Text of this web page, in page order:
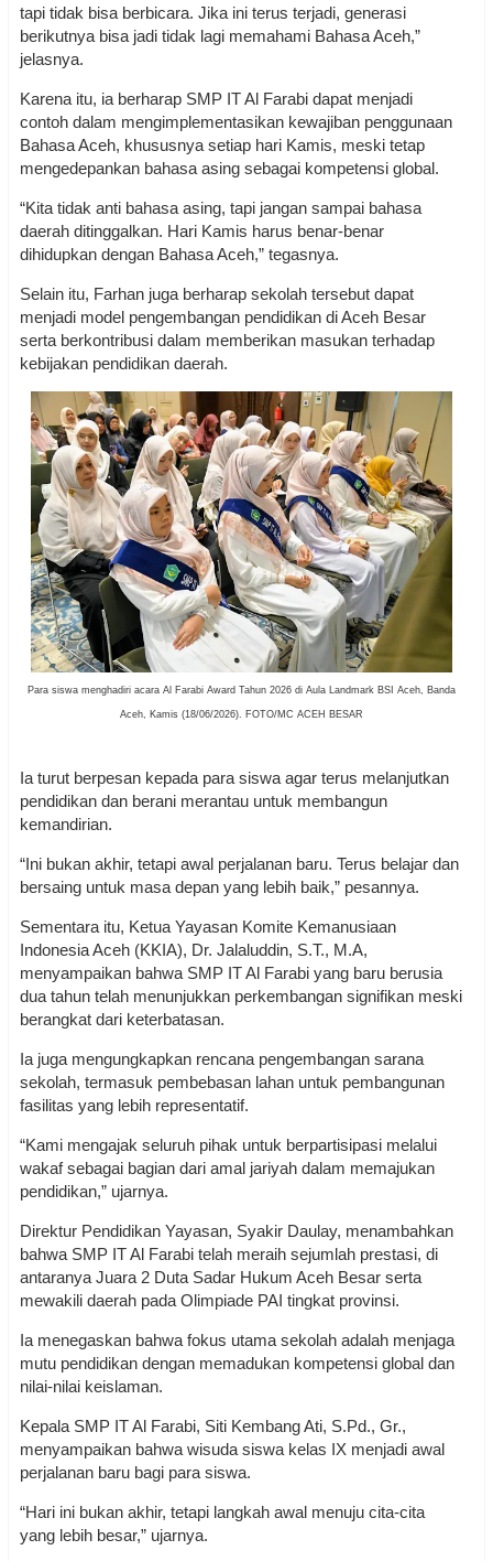
tapi tidak bisa berbicara. Jika ini terus terjadi, generasi
berikutnya bisa jadi tidak lagi memahami Bahasa Aceh,”
jelasnya.
Karena itu, ia berharap SMP IT Al Farabi dapat menjadi
contoh dalam mengimplementasikan kewajiban penggunaan
Bahasa Aceh, khususnya setiap hari Kamis, meski tetap
mengedepankan bahasa asing sebagai kompetensi global.
“Kita tidak anti bahasa asing, tapi jangan sampai bahasa
daerah ditinggalkan. Hari Kamis harus benar-benar
dihidupkan dengan Bahasa Aceh,” tegasnya.
Selain itu, Farhan juga berharap sekolah tersebut dapat
menjadi model pengembangan pendidikan di Aceh Besar
serta berkontribusi dalam memberikan masukan terhadap
kebijakan pendidikan daerah.
Para siswa menghadiri acara Al Farabi Award Tahun 2026 di Aula Landmark BSI Aceh, Banda
Aceh, Kamis (18/06/2026). FOTO/MC ACEH BESAR
Ia turut berpesan kepada para siswa agar terus melanjutkan
pendidikan dan berani merantau untuk membangun
kemandirian.
“Ini bukan akhir, tetapi awal perjalanan baru. Terus belajar dan
bersaing untuk masa depan yang lebih baik,” pesannya.
Sementara itu, Ketua Yayasan Komite Kemanusiaan
Indonesia Aceh (KKIA), Dr. Jalaluddin, S.T., M.A,
menyampaikan bahwa SMP IT Al Farabi yang baru berusia
dua tahun telah menunjukkan perkembangan signifikan meski
berangkat dari keterbatasan.
Ia juga mengungkapkan rencana pengembangan sarana
sekolah, termasuk pembebasan lahan untuk pembangunan
fasilitas yang lebih representatif.
“Kami mengajak seluruh pihak untuk berpartisipasi melalui
wakaf sebagai bagian dari amal jariyah dalam memajukan
pendidikan,” ujarnya.
Direktur Pendidikan Yayasan, Syakir Daulay, menambahkan
bahwa SMP IT Al Farabi telah meraih sejumlah prestasi, di
antaranya Juara 2 Duta Sadar Hukum Aceh Besar serta
mewakili daerah pada Olimpiade PAI tingkat provinsi.
Ia menegaskan bahwa fokus utama sekolah adalah menjaga
mutu pendidikan dengan memadukan kompetensi global dan
nilai-nilai keislaman.
Kepala SMP IT Al Farabi, Siti Kembang Ati, S.Pd., Gr.,
menyampaikan bahwa wisuda siswa kelas IX menjadi awal
perjalanan baru bagi para siswa.
“Hari ini bukan akhir, tetapi langkah awal menuju cita-cita
yang lebih besar,” ujarnya.